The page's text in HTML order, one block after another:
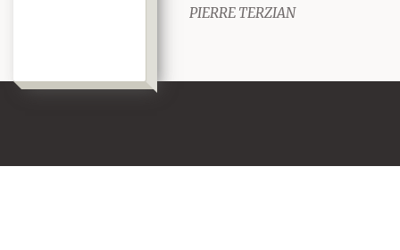
PIERRE TERZIAN